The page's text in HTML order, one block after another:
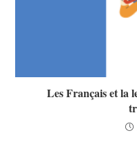
Les Français et la